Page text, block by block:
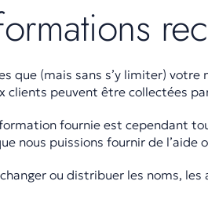
que (mais sans s’y limiter)
clients peuvent être collectées
fournie est cependant
nous puissions fournir de l’aide
ou distribuer les noms,